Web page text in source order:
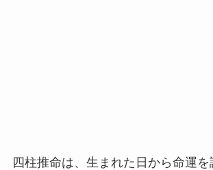
四柱推命は、生まれた日から命運